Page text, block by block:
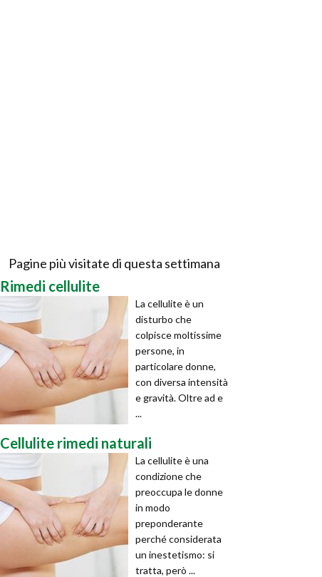
Pagine più visitate di questa settimana
Rimedi cellulite
La cellulite è un
disturbo che
colpisce moltissime
persone, in
particolare donne,
con diversa intensità
e gravità. Oltre ad e
...
Cellulite rimedi naturali
La cellulite è una
condizione che
preoccupa le donne
in modo
preponderante
perché considerata
un inestetismo: si
tratta, però ...